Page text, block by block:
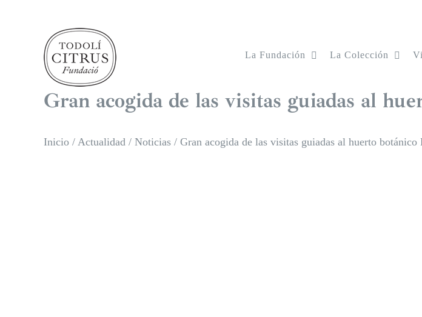
La Fundación La Colección
Gran acogida de las visitas guiadas al
Inicio / Actualidad / Noticias / Gran acogida de las visitas guiadas al huerto